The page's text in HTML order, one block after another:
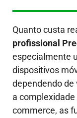
Quanto custa
profissional
especialmente
dispositivos
dependendo
a
commerce, as